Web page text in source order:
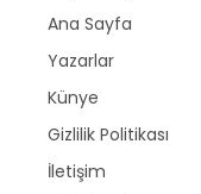
Ana Sayfa
Yazarlar
Künye
Gizlilik Politikası
İletişim